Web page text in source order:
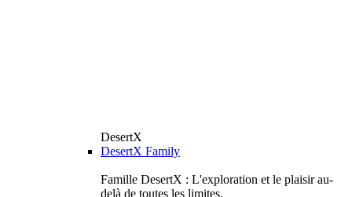
DesertX
DesertX Family
Famille DesertX : L'exploration et le plaisir au-
delà de toutes les limites.